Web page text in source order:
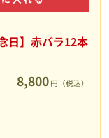
日】赤バラ12本
8,800 円（税込）